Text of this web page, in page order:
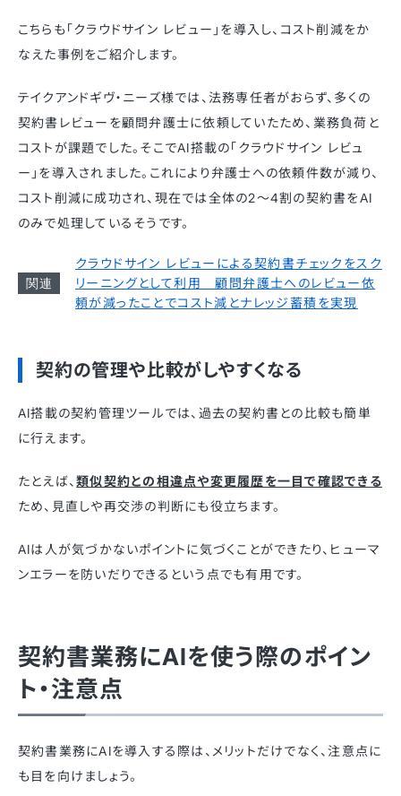
こちらも「クラウドサイン レビュー」を導入し、コスト削減をか
なえた事例をご紹介します。
テイクアンドギヴ・ニーズ様では、法務専任者がおらず、多くの
契約書レビューを顧問弁護士に依頼していたため、業務負荷と
コストが課題でした。そこでAI搭載の「クラウドサイン レビュ
ー」を導入されました。これにより弁護士への依頼件数が減り、
コスト削減に成功され、現在では全体の2〜4割の契約書をAI
のみで処理しているそうです。
クラウドサイン レビューによる契約書チェックをスク
リーニングとして利用 顧問弁護士へのレビュー依
頼が減ったことでコスト減とナレッジ蓄積を実現
契約の管理や比較がしやすくなる
AI搭載の契約管理ツールでは、過去の契約書との比較も簡単
に行えます。
たとえば、類似契約との相違点や変更履歴を一目で確認できる
ため、見直しや再交渉の判断にも役立ちます。
AIは人が気づかないポイントに気づくことができたり、ヒューマ
ンエラーを防いだりできるという点でも有用です。
契約書業務にAIを使う際のポイン
ト・注意点
契約書業務にAIを導入する際は、メリットだけでなく、注意点に
も目を向けましょう。